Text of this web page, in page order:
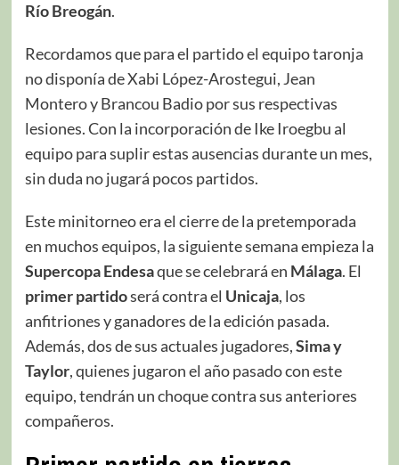
Río Breogán.
Recordamos que para el partido el equipo taronja
no disponía de Xabi López-Arostegui, Jean
Montero y Brancou Badio por sus respectivas
lesiones. Con la incorporación de Ike Iroegbu al
equipo para suplir estas ausencias durante un mes,
sin duda no jugará pocos partidos.
Este minitorneo era el cierre de la pretemporada
en muchos equipos, la siguiente semana empieza la
Supercopa Endesaque se celebrará en Málaga. El
primer partidoserá contra el Unicaja, los
anfitriones y ganadores de la edición pasada.
Además, dos de sus actuales jugadores,Sima y
Taylor, quienes jugaron el año pasado con este
equipo, tendrán un choque contra sus anteriores
compañeros.